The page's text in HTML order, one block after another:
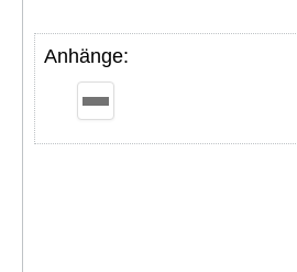
Anhänge: